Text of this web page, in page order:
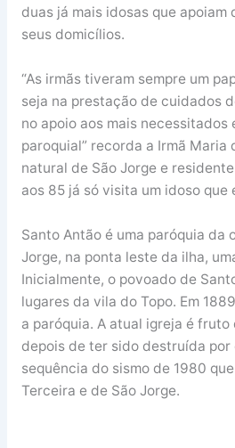
duas já mais idosas que apoiam
seus domicílios.
“As irmãs tiveram sempre um
seja na prestação de cuidados
no apoio aos mais necessitados
paroquial” recorda a Irmã Maria
natural de São Jorge e
aos 85 já só visita um idoso que
Santo Antão é uma paróquia da
Jorge, na ponta leste da ilha,
Inicialmente, o povoado de
lugares da vila do Topo. Em
a paróquia. A atual igreja é
depois de ter sido destruída por
sequência do sismo de 1980
Terceira e de São Jorge.